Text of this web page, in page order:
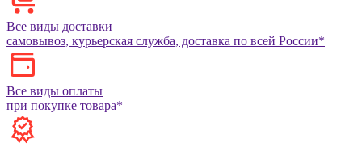
Все виды доставки
самовывоз, курьерская служба, доставка по всей России*
Все виды оплаты
при покупке товара*